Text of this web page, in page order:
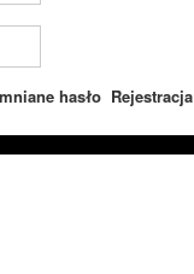
hasło Rejestracja